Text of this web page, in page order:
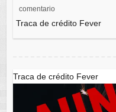
comentario
Traca de crédito Fever
Traca de crédito Fever